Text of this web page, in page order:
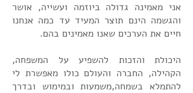
אני מאמינה גדולה ביוזמה ועשייה, אושר
והגשמה הינם תוצר המעיד עד כמה אנחנו
חיים את הערכים שאנו מאמינים בהם.
היכולת והזכות להשפיע על המשפחה,
הקהילה, החברה והעולם כולו מאפשרת לי
להתמלא בשמחה,משמעות ובמימוש ובדרך